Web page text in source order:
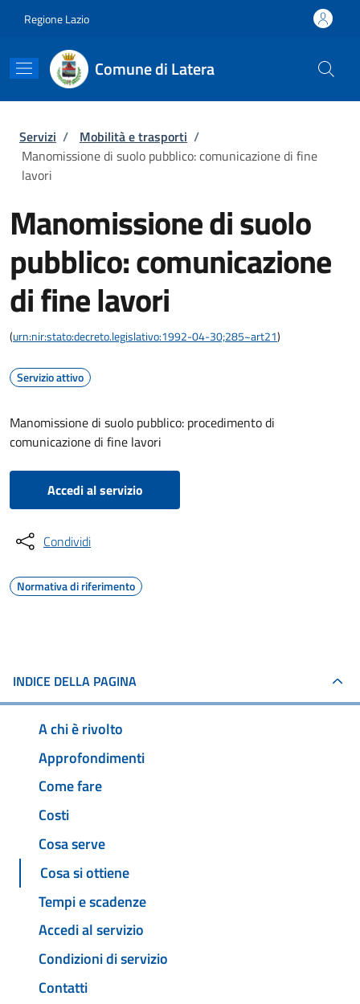
Regione Lazio
Comune di Latera
Briciole di pane
Servizi / Mobilità e trasporti /
Manomissione di suolo pubblico: comunicazione di fine
lavori
Manomissione di suolo
pubblico: comunicazione
di fine lavori
(urn:nir:stato:decreto.legislativo:1992-04-30;285~art21)
Servizio attivo
Manomissione di suolo pubblico: procedimento di
comunicazione di fine lavori
Accedi al servizio
Condividi
Normativa di riferimento
INDICE DELLA PAGINA
A chi è rivolto
Approfondimenti
Come fare
Costi
Cosa serve
Cosa si ottiene
Tempi e scadenze
Accedi al servizio
Condizioni di servizio
Contatti